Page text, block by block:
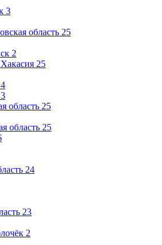
3
область 25
2
25
4
3
область 25
область 25
24
23
2